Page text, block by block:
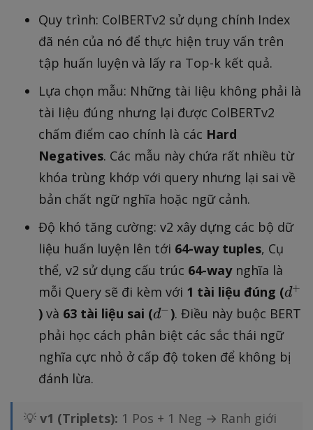
Quy trình: ColBERTv2 sử dụng chính Index
đã nén của nó để thực hiện truy vấn trên
tập huấn luyện và lấy ra Top-k kết quả.
Lựa chọn mẫu: Những tài liệu không phải là
tài liệu đúng nhưng lại được ColBERTv2
chấm điểm cao chính là các Hard
Negatives. Các mẫu này chứa rất nhiều từ
khóa trùng khớp với query nhưng lại sai về
bản chất ngữ nghĩa hoặc ngữ cảnh.
Độ khó tăng cường: v2 xây dựng các bộ dữ
liệu huấn luyện lên tới 64-way tuples, Cụ
thể, v2 sử dụng cấu trúc 64-waynghĩa là
mỗi Query sẽ đi kèm với 1 tài liệu đúng (d
^
d+
) và 63 tài liệu sai (d
^
d− ). Điều này buộc BERT
phải học cách phân biệt các sắc thái ngữ
nghĩa cực nhỏ ở cấp độ token để không bị
đánh lừa.
💡 v1 (Triplets): 1 Pos + 1 Neg → Ranh giới